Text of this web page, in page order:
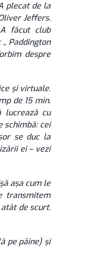
plecat de la
Jeffers.
făcut club
Paddington
despre
și virtuale.
de 15 min.
lucrează cu
schimbă: cei
se duc la
ei – vezi
așa cum le
transmitem
de scurt.
pe pâine) și